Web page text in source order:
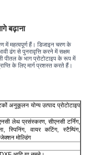
बढ़ाना
में महत्वपूर्ण हैं। डिजाइन चरण के
ढंग से पुनरावृत्ति करने में सक्षम
पीतल के भाग प्रोटोटाइप के रूप में
के लिए मार्ग प्रशस्त करते हैं।
अनुकूलन योग्य उत्पाद प्रोटोटाइप
लेथ प्रसंस्करण, सीएनसी टर्निंग,
स्पिनिंग, वायर कटिंग, स्टैम्पिंग,
मोल्डिंग